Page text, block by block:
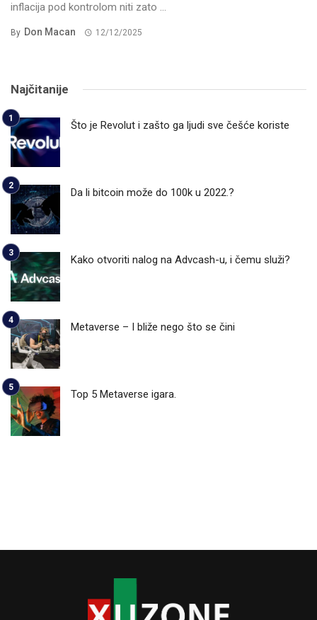
inflacija pod kontrolom niti zato ...
By Don Macan 12/12/2025
Najčitanije
Što je Revolut i zašto ga ljudi sve češće koriste
Da li bitcoin može do 100k u 2022.?
Kako otvoriti nalog na Advcash-u, i čemu služi?
Metaverse – I bliže nego što se čini
Top 5 Metaverse igara.